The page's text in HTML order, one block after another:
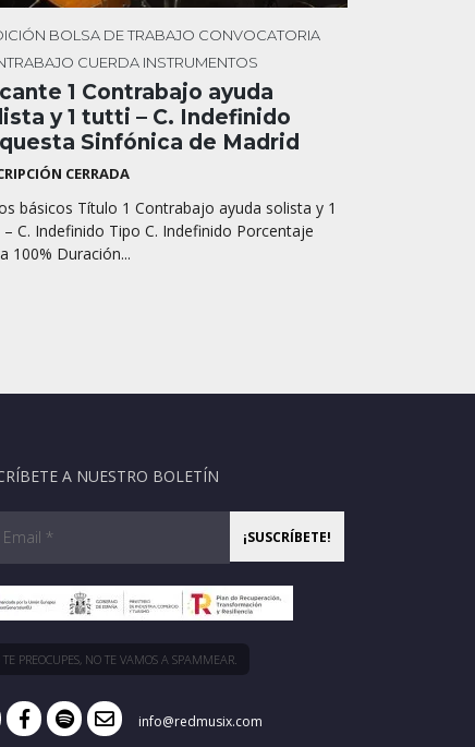
BOLSA DE TRABAJO CONVOCATORIA
CUERDA INSTRUMENTOS
1 Contrabajo ayuda
y 1 tutti – C. Indefinido
Sinfónica de Madrid
CERRADA
básicos Título 1 Contrabajo ayuda solista y 1
C. Indefinido Tipo C. Indefinido Porcentaje
100% Duración...
A NUESTRO BOLETÍN
TE PREOCUPES, NO TE VAMOS A SPAMMEAR.
info@redmusix.com